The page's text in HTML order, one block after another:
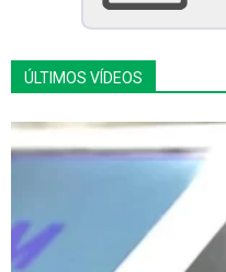
ÚLTIMOS VÍDEOS